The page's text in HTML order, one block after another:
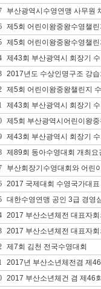
부산광역시수영연맹 사무원
제5회 어린이왕중왕수영챌
제5회 어린이왕중왕수영챌
제43회 부산광역시 회장기
2017년도 수상인명구조 강
제5회 어린이왕중왕챌린지
제43회 부산광역시 회장기
제5회 부산광역시어린이왕
제43회 부산광역시 회장기
제89회 동아수영대회 개최요
부산회장기수영대회와 어린
2017 국제대회 수영국가대
대한수영연맹 공인 3급 경영
2017 부산소년체전 대표자
2017 부산소년체전 대표자회
제7회 김천 전국수영대회
2017년 부산소년체전겸 제
2017 부산소년체건 겸 제46